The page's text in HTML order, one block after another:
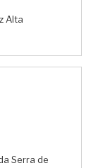
Alta
Serra de